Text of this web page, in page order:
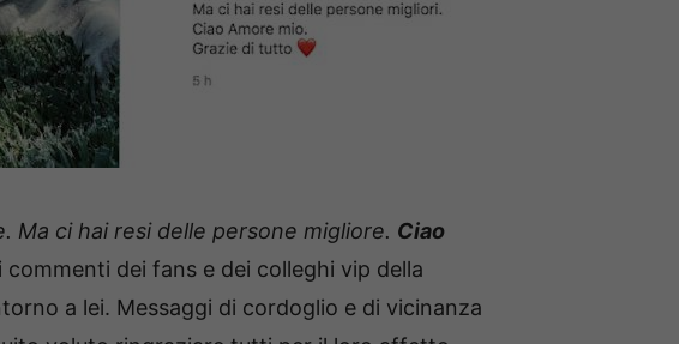
Ma ci hai resi delle persone migliore. Ciao
commenti dei fans e dei colleghi vip della
a lei. Messaggi di cordoglio e di vicinanza